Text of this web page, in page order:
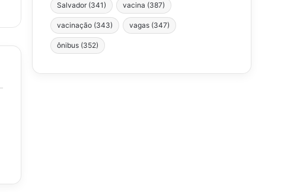
Salvador (341) vacina (387)
vacinação (343) vagas (347)
ônibus (352)